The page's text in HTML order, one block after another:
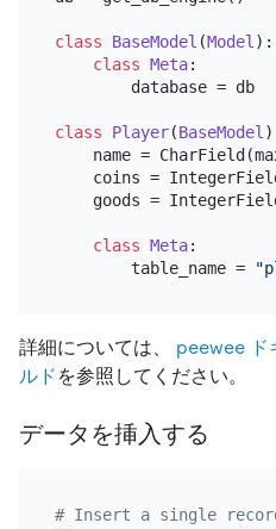
class BaseModel (Model ):
class Meta:
        database = db
class Player(BaseModel
name =
coins =
goods =
class Meta:
        table_name =
詳細については、 peewee ド
ルド を参照してください。
データを挿入する
# Insert a single